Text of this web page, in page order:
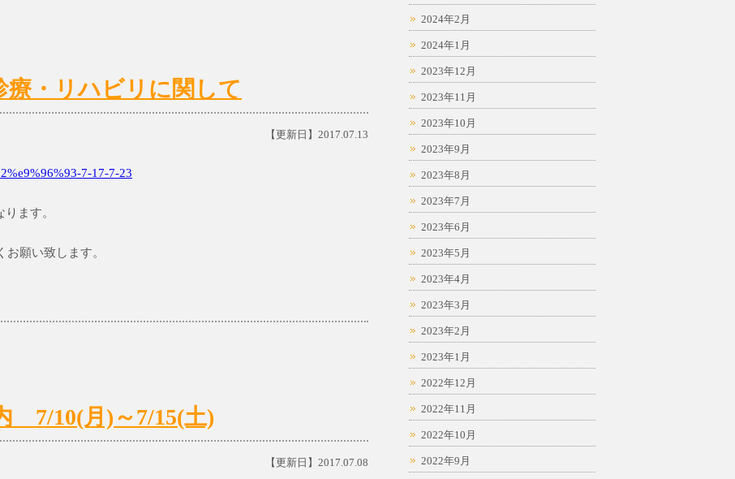
療・リハビリに関して
【更新日】2017.07.13
7-17-7-23
ます。
願い致します。
7/10(月)～7/15(土)
【更新日】2017.07.08
2024年2月
2024年1月
2023年12月
2023年11月
2023年10月
2023年9月
2023年8月
2023年7月
2023年6月
2023年5月
2023年4月
2023年3月
2023年2月
2023年1月
2022年12月
2022年11月
2022年10月
2022年9月